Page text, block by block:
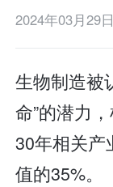
2024年03月29日
生物制造被
命”的潜力
30年相关产
值的35%。